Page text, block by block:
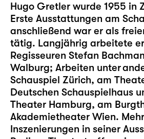
Hugo Gretler wurde 1955 in
Erste Ausstattungen am
anschließend war er als
tätig. Langjährig arbeitete
Regisseuren Stefan
Walburg; Arbeiten unter
Schauspiel Zürich, am
Deutschen Schauspielhaus
Theater Hamburg, am
Akademietheater Wien.
Inszenierungen in seiner